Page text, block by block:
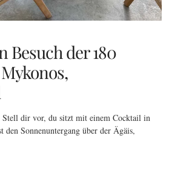
Besuch der 180
Stell dir vor, du sitzt mit einem Cocktail in
den Sonnenuntergang über der Ägäis,